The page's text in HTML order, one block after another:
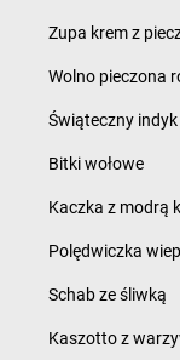
Zupa krem z
Wolno pieczona
Świąteczny
Bitki wołowe
Kaczka z modrą
Polędwiczka
Schab ze śliwką
Kaszotto z